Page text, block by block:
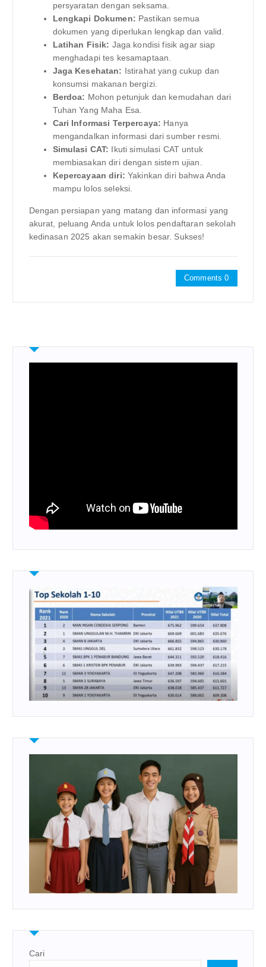
persyaratan dengan seksama.
Lengkapi Dokumen: Pastikan semua
dokumen yang diperlukan lengkap dan valid.
Latihan Fisik: Jaga kondisi fisik agar siap
menghadapi tes kesamaptaan.
Jaga Kesehatan: Istirahat yang cukup dan
konsumsi makanan bergizi.
Berdoa: Mohon petunjuk dan kemudahan dari
Tuhan Yang Maha Esa.
Cari Informasi Terpercaya: Hanya
mengandalkan informasi dari sumber resmi.
Simulasi CAT: Ikuti simulasi CAT untuk
membiasakan diri dengan sistem ujian.
Kepercayaan diri: Yakinkan diri bahwa Anda
mampu lolos seleksi.
Dengan persiapan yang matang dan informasi yang
akurat, peluang Anda untuk lolos pendaftaran sekolah
kedinasan 2025 akan semakin besar. Sukses!
Comments 0
Cari